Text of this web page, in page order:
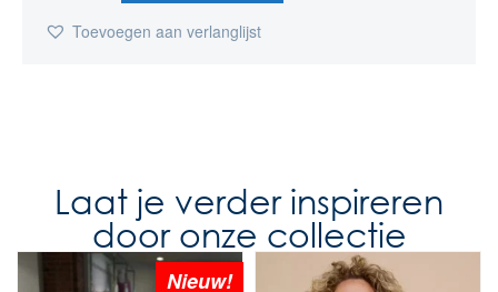
Toevoegen aan verlanglijst
Laat je verder inspireren
door onze collectie
Nieuw!